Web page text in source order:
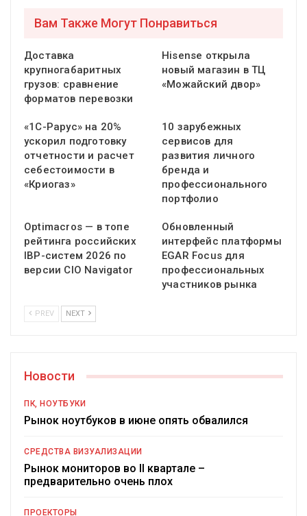
Вам Также Могут Понравиться
Доставка
крупногабаритных
грузов: сравнение
форматов перевозки
Hisense открыла
новый магазин в ТЦ
«Можайский двор»
«1С-Рарус» на 20%
ускорил подготовку
отчетности и расчет
себестоимости в
«Криогаз»
10 зарубежных
сервисов для
развития личного
бренда и
профессионального
портфолио
Optimacros — в топе
рейтинга российских
IBP-систем 2026 по
версии CIO Navigator
Обновленный
интерфейс платформы
EGAR Focus для
профессиональных
участников рынка
PREV NEXT
Новости
ПК, НОУТБУКИ
Рынок ноутбуков в июне опять обвалился
СРЕДСТВА ВИЗУАЛИЗАЦИИ
Рынок мониторов во II квартале –
предварительно очень плох
ПРОЕКТОРЫ